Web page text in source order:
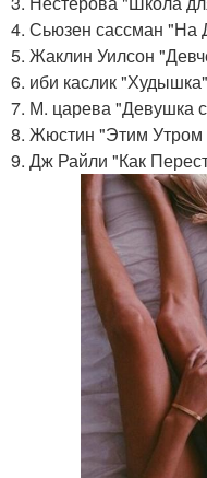
4. Сьюзен сассман "На
5. Жаклин Уилсон
6. иби каслик
7. М. царева "Девушка
8. Жюстин "Этим Утром
9. Дж Райли "Как